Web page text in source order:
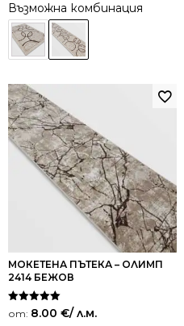
Възможна комбинация
МОКЕТЕНА ПЪТЕКА – ОЛИМП
2414 БЕЖОВ
Оценено на
5.00
от: 8.00 €/ л.м.